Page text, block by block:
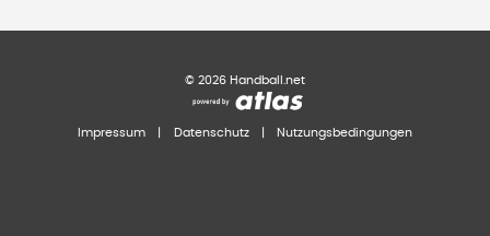
© 2026 Handball.net
Impressum Datenschutz Nutzungsbedingungen